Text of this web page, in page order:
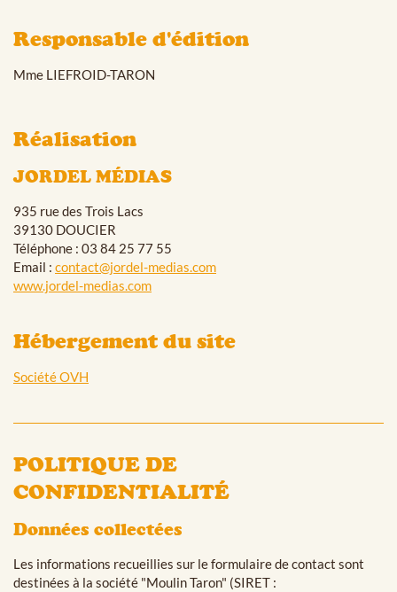
Responsable d'édition
Mme LIEFROID-TARON
Réalisation
JORDEL MÉDIAS
935 rue des Trois Lacs
39130 DOUCIER
Téléphone : 03 84 25 77 55
Email : contact@jordel-medias.com
www.jordel-medias.com
Hébergement du site
Société OVH
POLITIQUE DE
CONFIDENTIALITÉ
Données collectées
Les informations recueillies sur le formulaire de contact sont
destinées à la société "Moulin Taron" (SIRET :